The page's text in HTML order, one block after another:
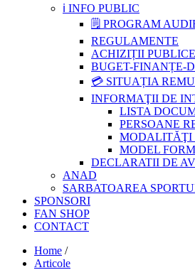
ℹ️ INFO PUBLIC
🗒 PROGRAM
REGULAMENTE
ACHIZIȚII PUBLICE
BUGET-FINANȚE-
💳 SITUAȚIA
INFORMAŢII DE
LISTA
PERSOANE
MODALITĂŢI
MODEL
DECLARATII DE
ANAD
SARBATOAREA
SPONSORI
FAN SHOP
CONTACT
Home /
Articole